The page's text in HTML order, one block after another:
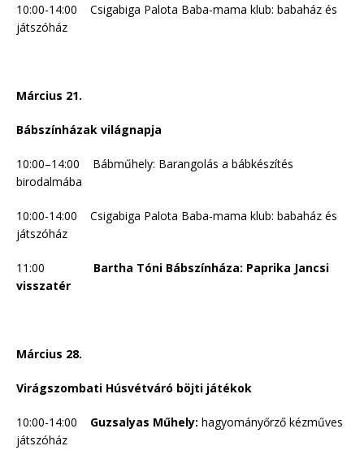
10:00-14:00 Csigabiga Palota Baba-mama klub: babaház és
játszóház
Március 21.
Bábszínházak világnapja
10:00–14:00 Bábműhely: Barangolás a bábkészítés
birodalmába
10:00-14:00 Csigabiga Palota Baba-mama klub: babaház és
játszóház
11:00 Bartha Tóni Bábszínháza: Paprika Jancsi
visszatér
Március 28.
Virágszombati Húsvétváró böjti játékok
10:00-14:00 Guzsalyas Műhely: hagyományőrző kézműves
játszóház